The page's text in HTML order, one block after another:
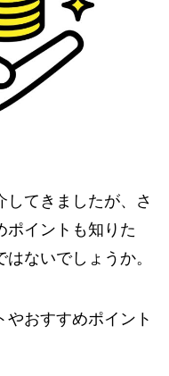
してきましたが、さ
ポイントも知りた
ないでしょうか。
やおすすめポイント